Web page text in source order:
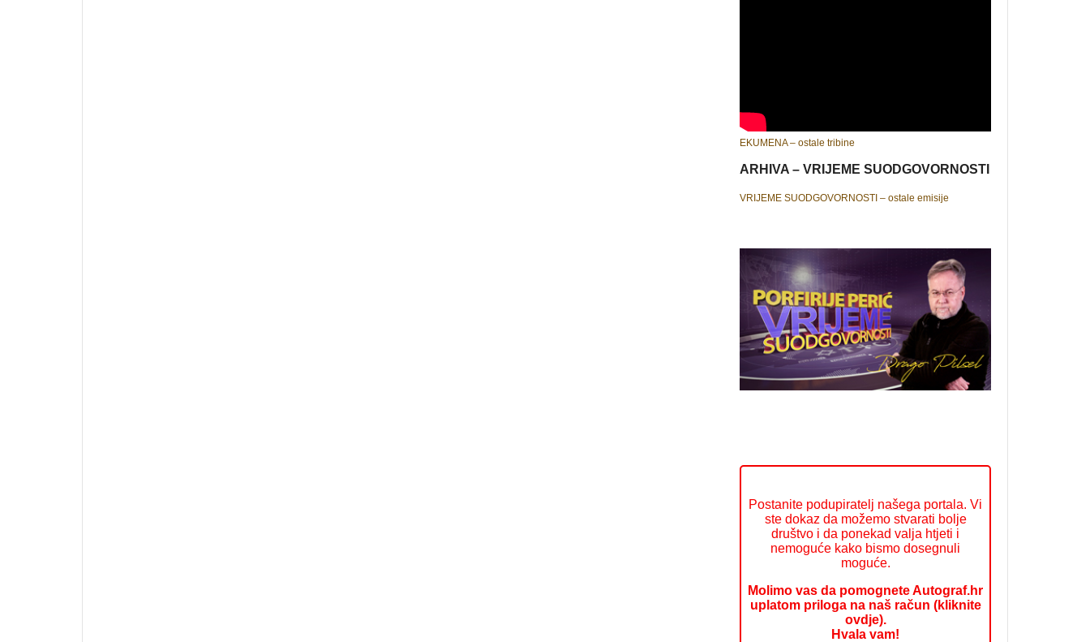
EKUMENA – ostale tribine
ARHIVA – VRIJEME SUODGOVORNOSTI
VRIJEME SUODGOVORNOSTI – ostale emisije
Postanite podupiratelj našega portala. Vi
ste dokaz da možemo stvarati bolje
društvo i da ponekad valja htjeti i
nemoguće kako bismo dosegnuli
moguće.
Molimo vas da pomognete Autograf.hr
uplatom priloga na naš račun (kliknite
ovdje).
Hvala vam!